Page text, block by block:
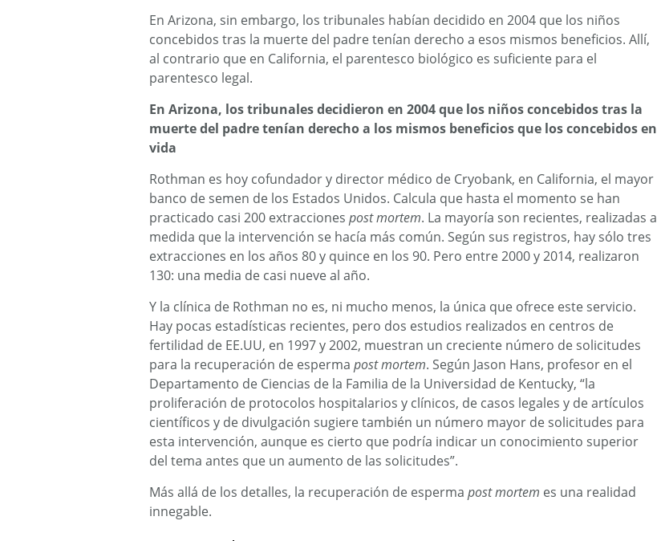
En Arizona, sin embargo, los tribunales habían decidido en 2004 que los niños
concebidos tras la muerte del padre tenían derecho a esos mismos beneficios. Allí,
al contrario que en California, el parentesco biológico es suficiente para el
parentesco legal.
En Arizona, los tribunales decidieron en 2004 que los niños concebidos tras la
muerte del padre tenían derecho a los mismos beneficios que los concebidos en
vida
Rothman es hoy cofundador y director médico de Cryobank, en California, el mayor
banco de semen de los Estados Unidos. Calcula que hasta el momento se han
practicado casi 200 extracciones post mortem. La mayoría son recientes, realizadas a
medida que la intervención se hacía más común. Según sus registros, hay sólo tres
extracciones en los años 80 y quince en los 90. Pero entre 2000 y 2014, realizaron
130: una media de casi nueve al año.
Y la clínica de Rothman no es, ni mucho menos, la única que ofrece este servicio.
Hay pocas estadísticas recientes, pero dos estudios realizados en centros de
fertilidad de EE.UU, en 1997 y 2002, muestran un creciente número de solicitudes
para la recuperación de esperma post mortem. Según Jason Hans, profesor en el
Departamento de Ciencias de la Familia de la Universidad de Kentucky, “la
proliferación de protocolos hospitalarios y clínicos, de casos legales y de artículos
científicos y de divulgación sugiere también un número mayor de solicitudes para
esta intervención, aunque es cierto que podría indicar un conocimiento superior
del tema antes que un aumento de las solicitudes”.
Más allá de los detalles, la recuperación de esperma post mortem es una realidad
innegable.